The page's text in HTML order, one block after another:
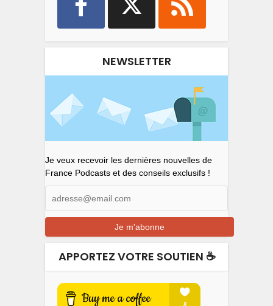
NEWSLETTER
Je veux recevoir les dernières nouvelles de
France Podcasts et des conseils exclusifs !
APPORTEZ VOTRE SOUTIEN ☕️